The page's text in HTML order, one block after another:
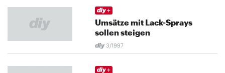
Umsätze mit Lack-Sprays
sollen steigen
3/1997